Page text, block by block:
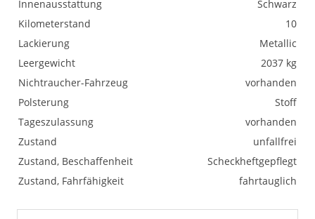
Innenausstattung
Schwarz
Kilometerstand
10
Lackierung
Metallic
Leergewicht
2037 kg
Nichtraucher-Fahrzeug
vorhanden
Polsterung
Stoff
Tageszulassung
vorhanden
Zustand
unfallfrei
Zustand, Beschaffenheit
Scheckheftgepflegt
Zustand, Fahrfähigkeit
fahrtauglich